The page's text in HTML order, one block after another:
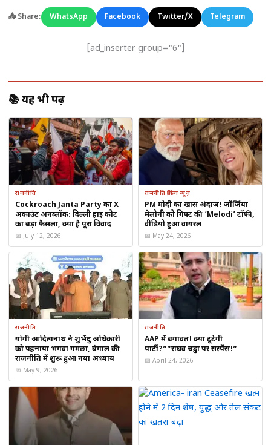
सुझाना
इसके बाद कर्मचारियों के वेतन में बड़ा बदलाव आया था।
बजट 2026 में क्या हुआ?
पेश हुए बजट 2026 में फिलहाल8वीं वेतन आयोग के लागू होने या वेतन
बढ़ोतरी की कोई स्पष्ट घोषणा नहीं की गई है
। वित्त मंत्रालय ने केवल यह
संकेत दिया किसरकारी कर्मचारियों और पेंशनर्स के हितों को ध्यान में
रखते हुए भविष्य में समीक्षा की जाएगी।
विशेषज्ञों का मानना है कि 8वीं वेतन आयोग की सिफारिशें2026-27 के मध्य
या अंत तक सामने आ सकती हैं
और इसके लागू होने के बाद केंद्रीय
कर्मचारियों और पेंशनर्स के वेतन और भत्तों में बड़ा बदलाव देखने को मिल
सकता है।
कर्मचारी और पेंशनर्स की प्रतिक्रिया
सरकारी कर्मचारियों के संघों ने कहा:
“अभी तक बजट में कोई आधिकारिक घोषणा नहीं हुई। हमें उम्मीद
है कि केंद्र सरकार जल्द ही इस पर स्पष्ट मार्गदर्शन देगी।”
पेंशनर्स ने भी मांग की है कि महंगाई और जीवन यापन की बढ़ती लागत
📤 Share: WhatsApp Facebook Twitter/X Telegram
[ad_inserter group="6"]
📚 यह भी पढ़ें
राजनीति
Cockroach Janta Party का X
अकाउंट अनब्लॉक: दिल्ली हाई कोर्ट
का बड़ा फैसला, क्या है पूरा विवाद
📅 July 12, 2026
राजनीति ब्रेकिंग न्यूज़
PM मोदी का खास अंदाज! जॉर्जिया
मेलोनी को गिफ्ट की ‘Melodi’ टॉफी,
वीडियो हुआ वायरल
📅 May 24, 2026
राजनीति
योगी आदित्यनाथ ने शुभेंदु अधिकारी
को पहनाया भगवा गमछा, बंगाल की
राजनीति में शुरू हुआ नया अध्याय
📅 May 9, 2026
राजनीति
AAP में बगावत! क्या टूटेगी
पार्टी?””राघव चड्ढा पर सस्पेंस!”
📅 April 24, 2026